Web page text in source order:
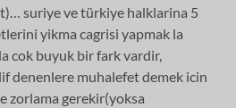
suriye ve türkiye halklarina 5
yikma cagrisi yapmak la
cok buyuk bir fark vardir,
denenlere muhalefet demek icin
zorlama gerekir(yoksa